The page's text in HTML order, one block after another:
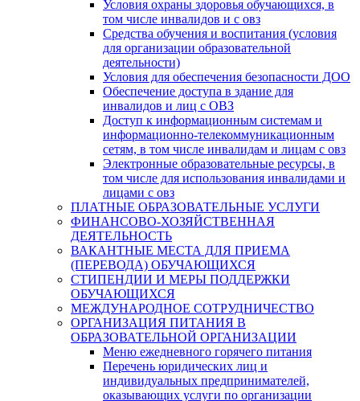
Условия охраны здоровья обучающихся, в
том числе инвалидов и с овз
Средства обучения и воспитания (условия
для организации образовательной
деятельности)
Условия для обеспечения безопасности ДОО
Обеспечение доступа в здание для
инвалидов и лиц с ОВЗ
Доступ к информационным системам и
информационно-телекоммуникационным
сетям, в том числе инвалидам и лицам с овз
Электронные образовательные ресурсы, в
том числе для использования инвалидами и
лицами с овз
ПЛАТНЫЕ ОБРАЗОВАТЕЛЬНЫЕ УСЛУГИ
ФИНАНСОВО-ХОЗЯЙСТВЕННАЯ
ДЕЯТЕЛЬНОСТЬ
ВАКАНТНЫЕ МЕСТА ДЛЯ ПРИЕМА
(ПЕРЕВОДА) ОБУЧАЮЩИХСЯ
СТИПЕНДИИ И МЕРЫ ПОДДЕРЖКИ
ОБУЧАЮЩИХСЯ
МЕЖДУНАРОДНОЕ СОТРУДНИЧЕСТВО
ОРГАНИЗАЦИЯ ПИТАНИЯ В
ОБРАЗОВАТЕЛЬНОЙ ОРГАНИЗАЦИИ
Меню ежедневного горячего питания
Перечень юридических лиц и
индивидуальных предпринимателей,
оказывающих услуги по организации